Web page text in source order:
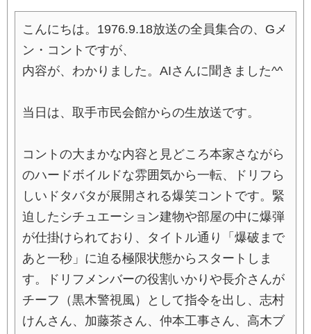
こんにちは。1976.9.18放送の全員集合の、Gメ
ン・コントですが、
内容が、わかりました。AIさんに聞きました^^
当日は、取手市民会館からの生放送です。
コントの大まかな内容と見どころ本家さながら
のハードボイルドな雰囲気から一転、ドリフら
しいドタバタが展開される爆笑コントです。緊
迫したシチュエーション建物や部屋の中に爆弾
が仕掛けられており、タイトル通り「爆破まで
あと一秒」に迫る極限状態からスタートしま
す。ドリフメンバーの役割いかりや長介さんが
チーフ（黒木警視風）として指令を出し、志村
けんさん、加藤茶さん、仲本工事さん、高木ブ